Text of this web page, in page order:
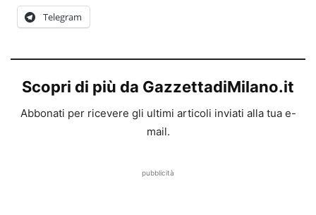
Telegram
Scopri di più da GazzettadiMilano.it
Abbonati per ricevere gli ultimi articoli inviati alla tua e-
mail.
pubblicità